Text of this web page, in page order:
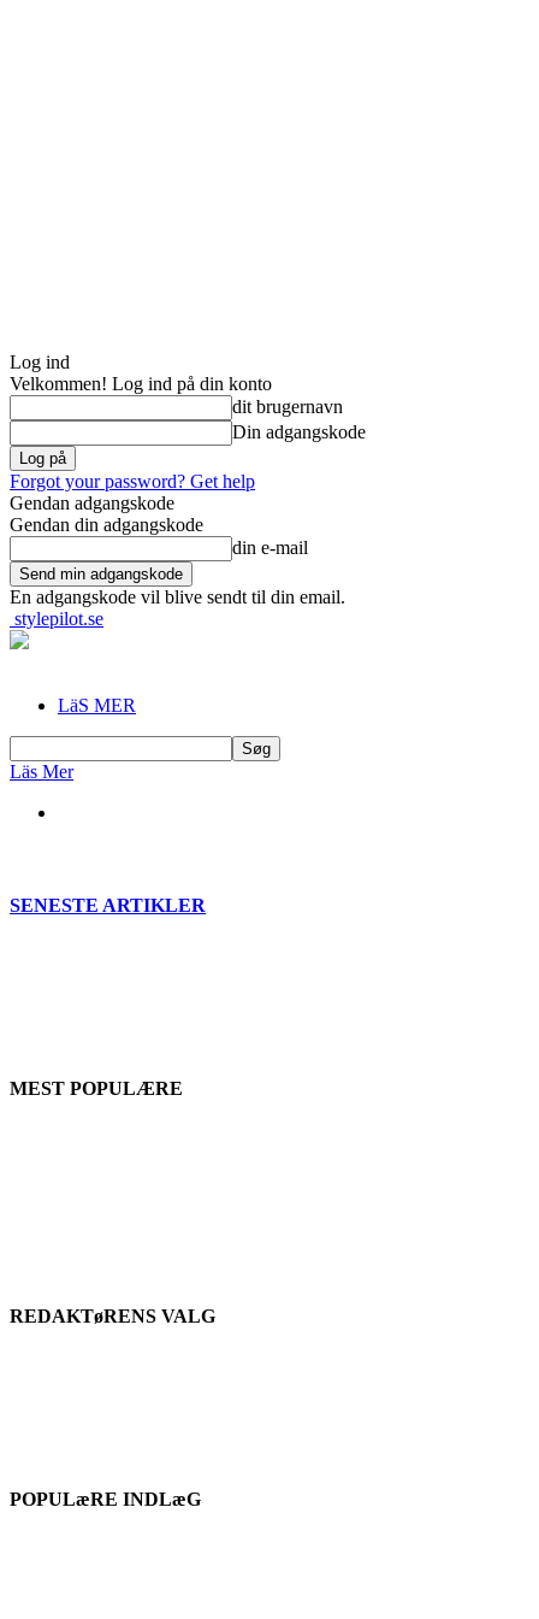
Log ind
Velkommen! Log ind på din konto
dit brugernavn
Din adgangskode
Forgot your password? Get help
Gendan adgangskode
Gendan din adgangskode
din e-mail
En adgangskode vil blive sendt til din email.
stylepilot.se
LäS MER
Läs Mer
SENESTE ARTIKLER
MEST POPULÆRE
REDAKTøRENS VALG
POPULæRE INDLæG